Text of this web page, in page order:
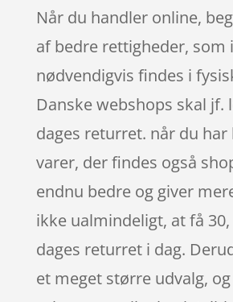
Når du handler online,
af bedre rettigheder, som
nødvendigvis findes i
Danske webshops skal jf.
dages returret. når du
varer, der findes også
endnu bedre og giver
ikke ualmindeligt, at få
dages returret i dag.
et meget større udvalg,